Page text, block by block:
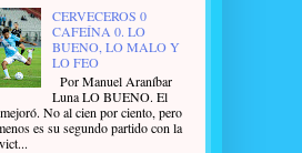
CERVECEROS 0
CAFEÍNA 0. LO
BUENO, LO MALO Y
LO FEO
Por Manuel Araníbar
Luna LO BUENO. El
No al cien por ciento, pero
es su segundo partido con la